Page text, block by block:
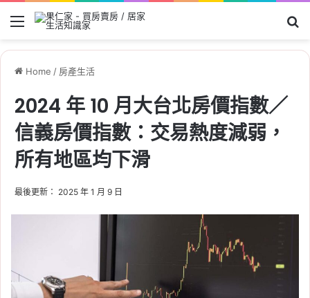
Menu
Home / 房產生活
2024 年 10 月大台北房價指數／
信義房價指數：交易熱度減弱，
所有地區均下滑
最後更新： 2025 年 1 月 9 日